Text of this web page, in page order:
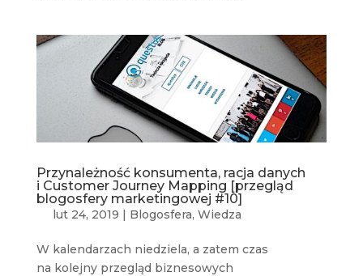
Przynależność konsumenta, racja danych
i Customer Journey Mapping [przegląd
blogosfery marketingowej #10]
lut 24, 2019 | Blogosfera, Wiedza
W kalendarzach niedziela, a zatem czas
na kolejny przegląd biznesowych